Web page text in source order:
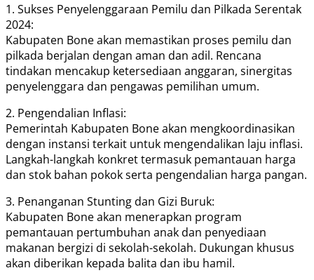
1. Sukses Penyelenggaraan Pemilu dan Pilkada Serentak
2024:
Kabupaten Bone akan memastikan proses pemilu dan
pilkada berjalan dengan aman dan adil. Rencana
tindakan mencakup ketersediaan anggaran, sinergitas
penyelenggara dan pengawas pemilihan umum.
2. Pengendalian Inflasi:
Pemerintah Kabupaten Bone akan mengkoordinasikan
dengan instansi terkait untuk mengendalikan laju inflasi.
Langkah-langkah konkret termasuk pemantauan harga
dan stok bahan pokok serta pengendalian harga pangan.
3. Penanganan Stunting dan Gizi Buruk:
Kabupaten Bone akan menerapkan program
pemantauan pertumbuhan anak dan penyediaan
makanan bergizi di sekolah-sekolah. Dukungan khusus
akan diberikan kepada balita dan ibu hamil.